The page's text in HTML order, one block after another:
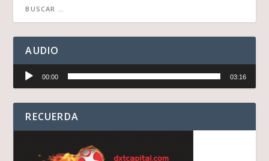
AUDIO
audio
00:00 03:16
RECUERDA